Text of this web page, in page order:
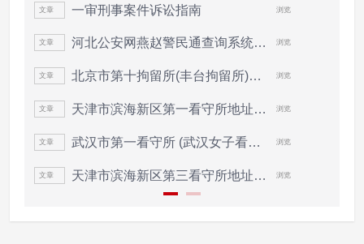
文章 一审刑事案件诉讼指南 浏览
文章 河北公安网燕赵警民通查询系统网址入口 浏览
文章 北京市第十拘留所(丰台拘留所)地址电话 浏览
文章 天津市滨海新区第一看守所地址电话 浏览
文章 武汉市第一看守所 (武汉女子看守所)地... 浏览
文章 天津市滨海新区第三看守所地址电话(大... 浏览